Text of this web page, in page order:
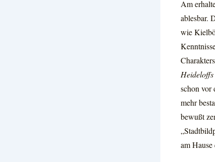
Am
ablesbar.
wie
Heideloffs
schon vor
mehr
bewußt
am